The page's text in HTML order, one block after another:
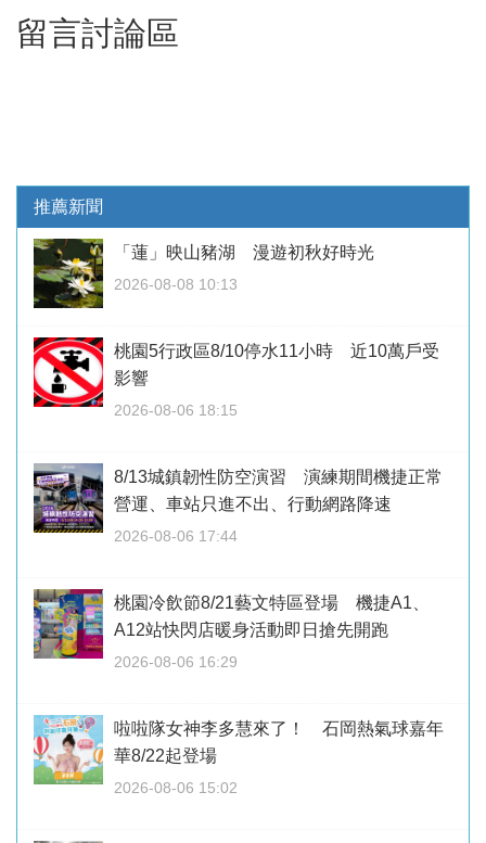
留言討論區
推薦新聞
「蓮」映山豬湖 漫遊初秋好時光
2026-08-08 10:13
桃園5行政區8/10停水11小時 近10萬戶受
影響
2026-08-06 18:15
8/13城鎮韌性防空演習 演練期間機捷正常
營運、車站只進不出、行動網路降速
2026-08-06 17:44
桃園冷飲節8/21藝文特區登場 機捷A1、
A12站快閃店暖身活動即日搶先開跑
2026-08-06 16:29
啦啦隊女神李多慧來了！ 石岡熱氣球嘉年
華8/22起登場
2026-08-06 15:02